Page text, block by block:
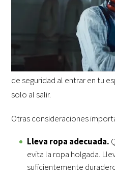
específicas de seguridad.
con supresión de ruido
guantes de látex para
tampoco deberías quedarte
adecuada. Acostúmbrate
de seguridad al entrar en tu
solo al salir.
Otras consideraciones
Lleva ropa adecuada.
evita la ropa holgada.
suficientemente